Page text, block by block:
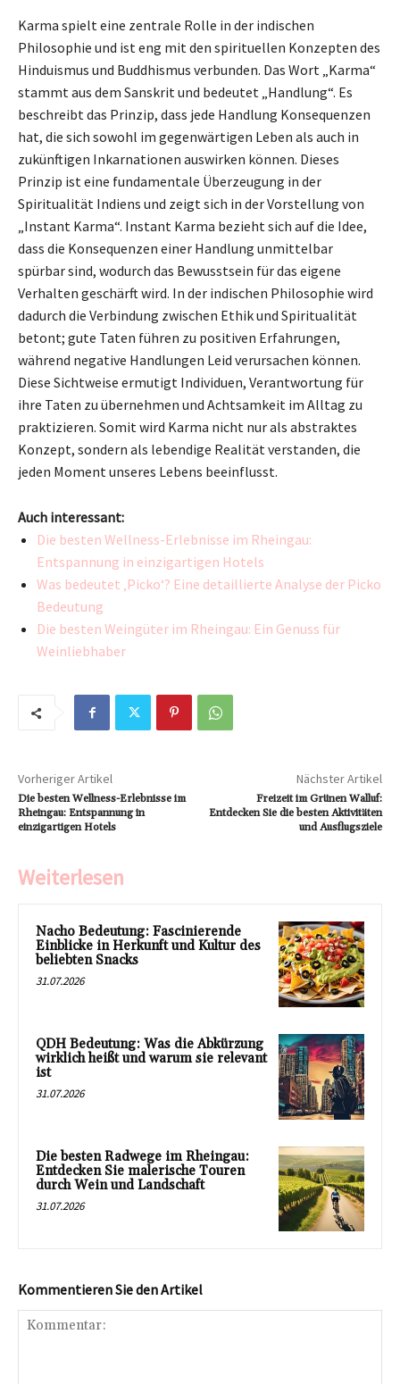
Karma spielt eine zentrale Rolle in der indischen
Philosophie und ist eng mit den spirituellen Konzepten des
Hinduismus und Buddhismus verbunden. Das Wort „Karma“
stammt aus dem Sanskrit und bedeutet „Handlung“. Es
beschreibt das Prinzip, dass jede Handlung Konsequenzen
hat, die sich sowohl im gegenwärtigen Leben als auch in
zukünftigen Inkarnationen auswirken können. Dieses
Prinzip ist eine fundamentale Überzeugung in der
Spiritualität Indiens und zeigt sich in der Vorstellung von
„Instant Karma“. Instant Karma bezieht sich auf die Idee,
dass die Konsequenzen einer Handlung unmittelbar
spürbar sind, wodurch das Bewusstsein für das eigene
Verhalten geschärft wird. In der indischen Philosophie wird
dadurch die Verbindung zwischen Ethik und Spiritualität
betont; gute Taten führen zu positiven Erfahrungen,
während negative Handlungen Leid verursachen können.
Diese Sichtweise ermutigt Individuen, Verantwortung für
ihre Taten zu übernehmen und Achtsamkeit im Alltag zu
praktizieren. Somit wird Karma nicht nur als abstraktes
Konzept, sondern als lebendige Realität verstanden, die
jeden Moment unseres Lebens beeinflusst.
Auch interessant:
Die besten Wellness-Erlebnisse im Rheingau:
Entspannung in einzigartigen Hotels
Was bedeutet ‚Picko‘? Eine detaillierte Analyse der Picko
Bedeutung
Die besten Weingüter im Rheingau: Ein Genuss für
Weinliebhaber
Vorheriger Artikel
Die besten Wellness-Erlebnisse im
Rheingau: Entspannung in
einzigartigen Hotels
Nächster Artikel
Freizeit im Grünen Walluf:
Entdecken Sie die besten Aktivitäten
und Ausflugsziele
Weiterlesen
Nacho Bedeutung: Fascinierende
Einblicke in Herkunft und Kultur des
beliebten Snacks
31.07.2026
QDH Bedeutung: Was die Abkürzung
wirklich heißt und warum sie relevant
ist
31.07.2026
Die besten Radwege im Rheingau:
Entdecken Sie malerische Touren
durch Wein und Landschaft
31.07.2026
Kommentieren Sie den Artikel